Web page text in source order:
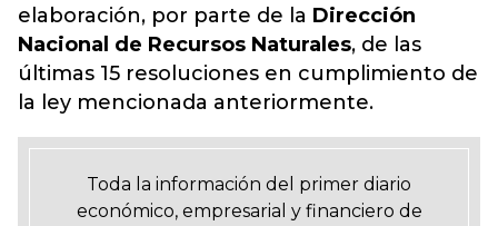
elaboración, por parte de la Dirección
Nacional de Recursos Naturales, de las
últimas 15 resoluciones en cumplimiento de
la ley mencionada anteriormente.
Toda la información del primer diario
económico, empresarial y financiero de